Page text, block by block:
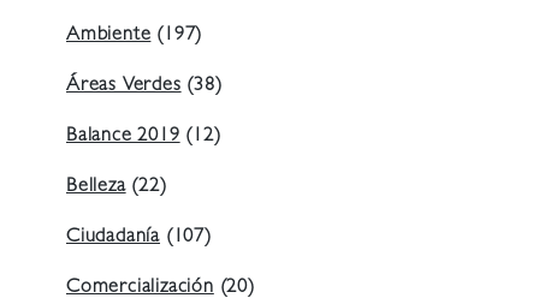
Ambiente(197)
Áreas Verdes(38)
Balance 2019(12)
Belleza(22)
Ciudadanía (107)
Comercialización(20)